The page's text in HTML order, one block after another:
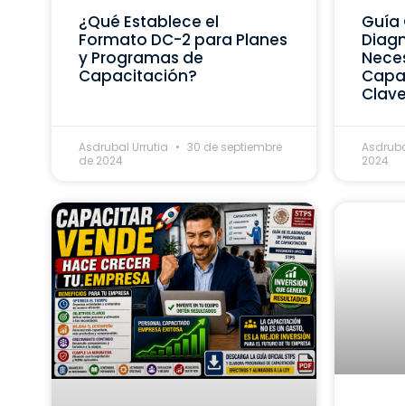
¿Qué Establece el
Formato DC-2 para Planes
y Programas de
Capacitación?
Asdrubal Urrutia
30 de septiembre
de 2024
Guía
2024